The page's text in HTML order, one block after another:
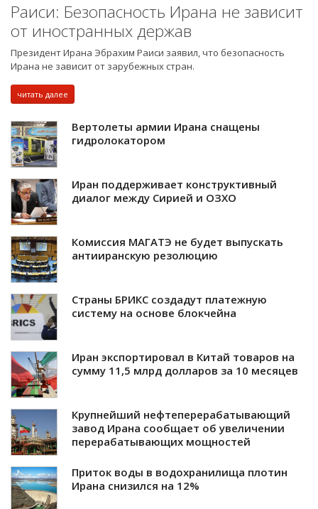
Раиси: Безопасность Ирана не зависит
от иностранных держав
Президент Ирана Эбрахим Раиси заявил, что безопасность
Ирана не зависит от зарубежных стран.
читать далее
Вертолеты армии Ирана снащены
гидролокатором
Иран поддерживает конструктивный
диалог между Сирией и ОЗХО
Комиссия МАГАТЭ не будет выпускать
антииранскую резолюцию
Страны БРИКС создадут платежную
систему на основе блокчейна
Иран экспортировал в Китай товаров на
сумму 11,5 млрд долларов за 10 месяцев
Крупнейший нефтеперерабатывающий
завод Ирана сообщает об увеличении
перерабатывающих мощностей
Приток воды в водохранилища плотин
Ирана снизился на 12%